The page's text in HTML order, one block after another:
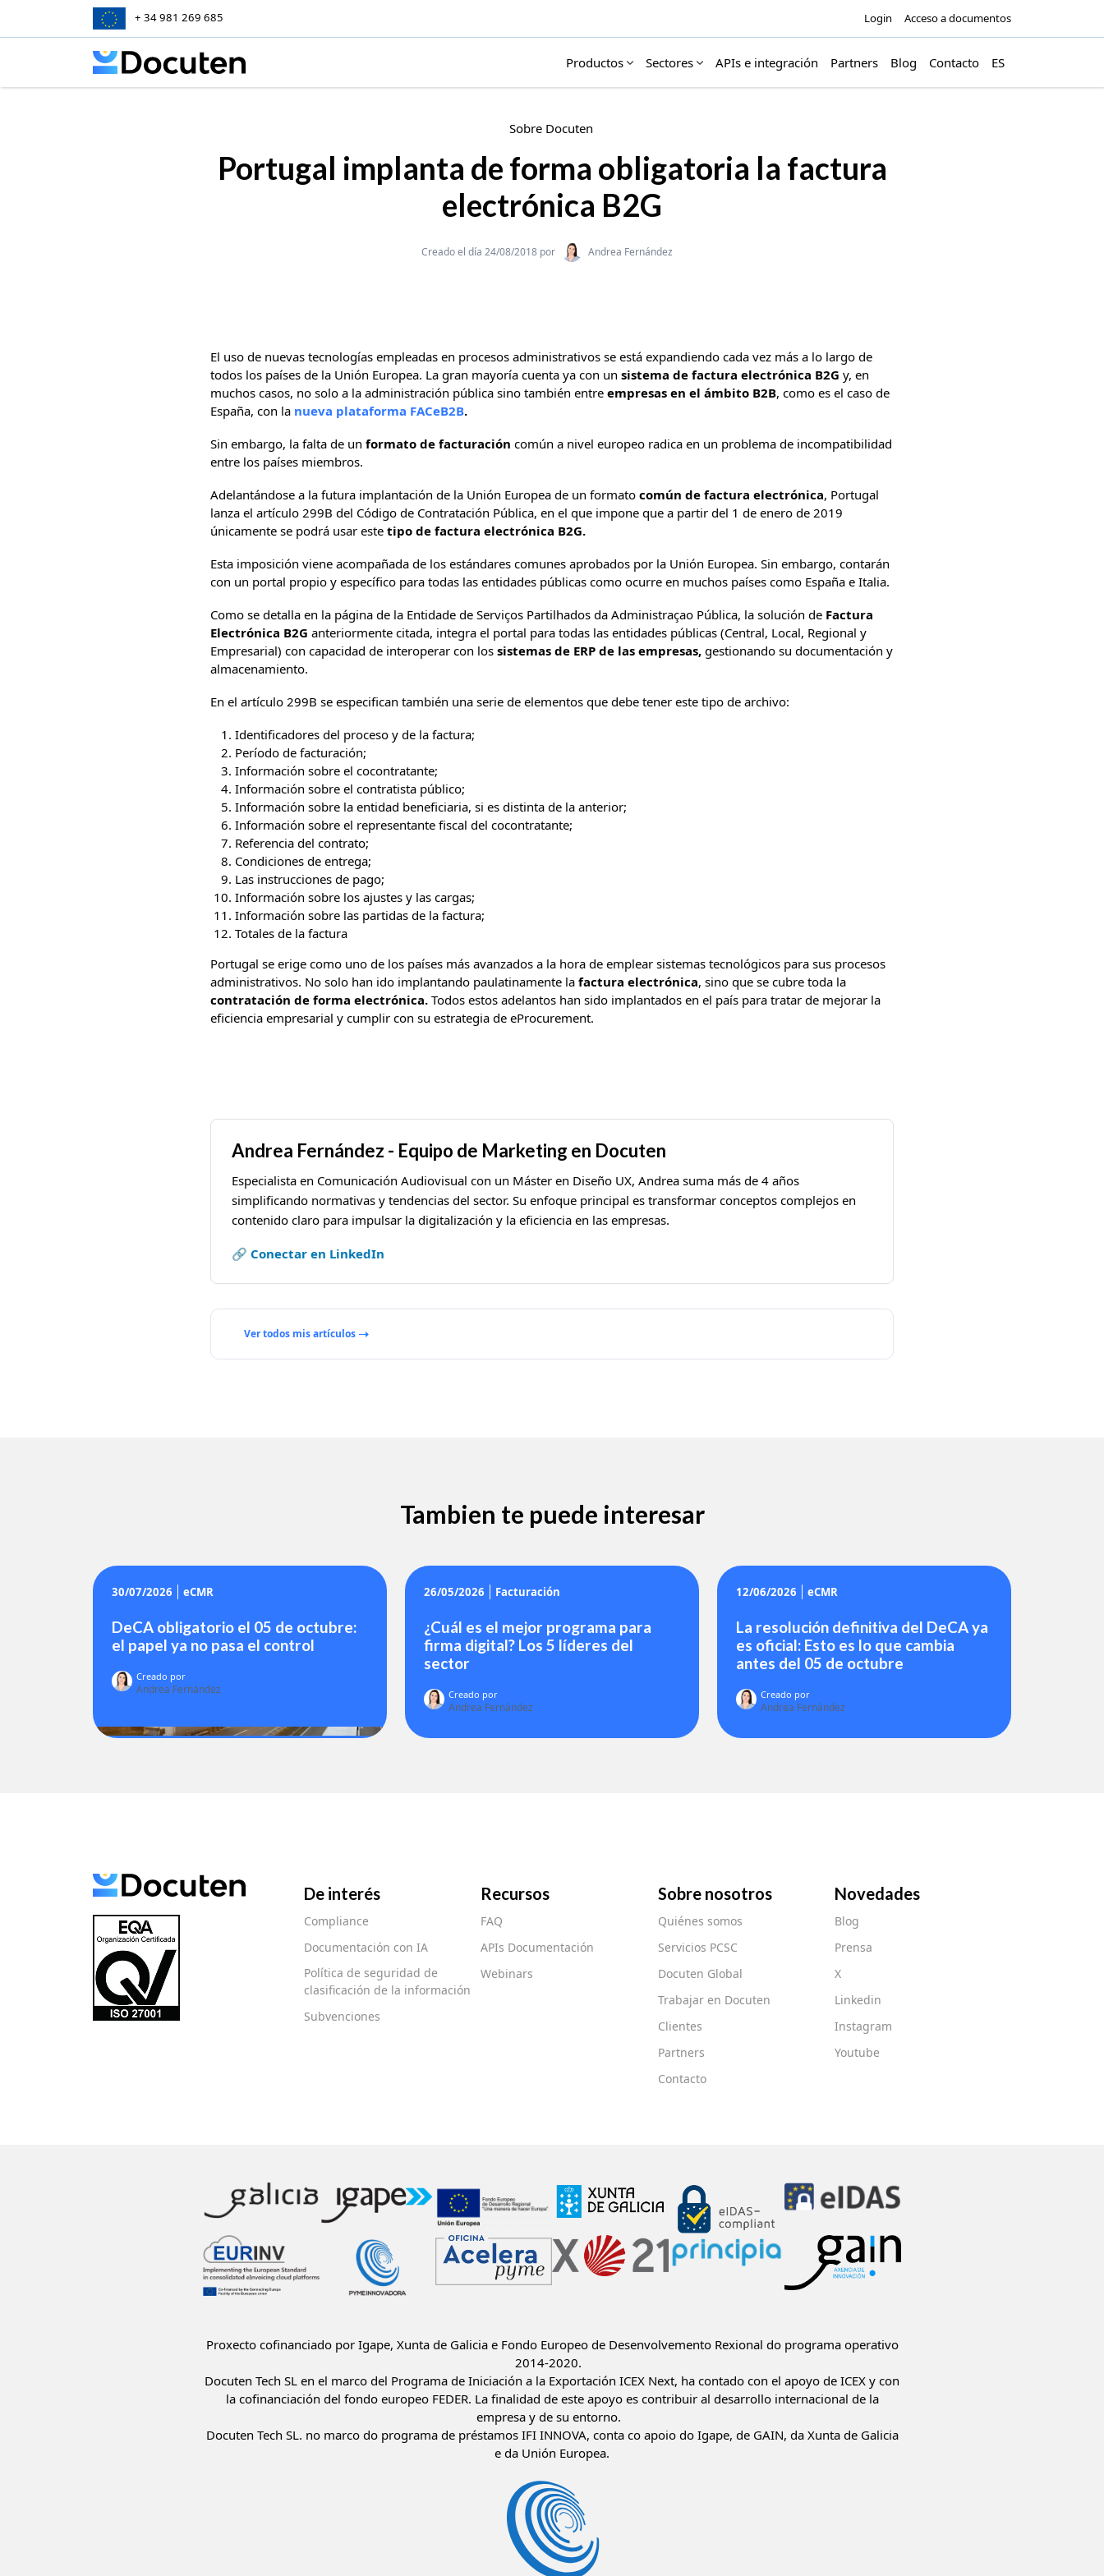
+ 34 981 269 685 Login Acceso a documentos
Skip to content
Productos Sectores APIs e integración Partners Blog Contacto ES
Sobre Docuten
Portugal implanta de forma obligatoria la factura
electrónica B2G
Categories
Creado el día 24/08/2018 por Andrea Fernández
El uso de nuevas tecnologías empleadas en procesos administrativos se está expandiendo cada vez más a lo largo de
todos los países de la Unión Europea. La gran mayoría cuenta ya con un sistema de factura electrónica B2G y, en
muchos casos, no solo a la administración pública sino también entre empresas en el ámbito B2B, como es el caso de
España, con la nueva plataforma FACeB2B.
Sin embargo, la falta de un formato de facturación común a nivel europeo radica en un problema de incompatibilidad
entre los países miembros.
Adelantándose a la futura implantación de la Unión Europea de un formato común de factura electrónica, Portugal
lanza el artículo 299B del Código de Contratación Pública, en el que impone que a partir del 1 de enero de 2019
únicamente se podrá usar este tipo de factura electrónica B2G.
Esta imposición viene acompañada de los estándares comunes aprobados por la Unión Europea. Sin embargo, contarán
con un portal propio y específico para todas las entidades públicas como ocurre en muchos países como España e Italia.
Como se detalla en la página de la Entidade de Serviços Partilhados da Administraçao Pública, la solución de Factura
Electrónica B2G anteriormente citada, integra el portal para todas las entidades públicas (Central, Local, Regional y
Empresarial) con capacidad de interoperar con los sistemas de ERP de las empresas,gestionando su documentación y
almacenamiento.
En el artículo 299B se especifican también una serie de elementos que debe tener este tipo de archivo:
Identificadores del proceso y de la factura;
Período de facturación;
Información sobre el cocontratante;
Información sobre el contratista público;
Información sobre la entidad beneficiaria, si es distinta de la anterior;
Información sobre el representante fiscal del cocontratante;
Referencia del contrato;
Condiciones de entrega;
Las instrucciones de pago;
Información sobre los ajustes y las cargas;
Información sobre las partidas de la factura;
Totales de la factura
Portugal se erige como uno de los países más avanzados a la hora de emplear sistemas tecnológicos para sus procesos
administrativos. No solo han ido implantando paulatinamente la factura electrónica, sino que se cubre toda la
contratación de forma electrónica.Todos estos adelantos han sido implantados en el país para tratar de mejorar la
eficiencia empresarial y cumplir con su estrategia de eProcurement.
Andrea Fernández - Equipo de Marketing en Docuten
Especialista en Comunicación Audiovisual con un Máster en Diseño UX, Andrea suma más de 4 años
simplificando normativas y tendencias del sector. Su enfoque principal es transformar conceptos complejos en
contenido claro para impulsar la digitalización y la eficiencia en las empresas.
🔗 Conectar en LinkedIn
Ver todos mis artículos
Tambien te puede interesar
30/07/2026 eCMR
DeCA obligatorio el 05 de octubre:
el papel ya no pasa el control
Creado por
Andrea Fernández
26/05/2026 Facturación
¿Cuál es el mejor programa para
firma digital? Los 5 líderes del
sector
Creado por
Andrea Fernández
12/06/2026 eCMR
La resolución definitiva del DeCA ya
es oficial: Esto es lo que cambia
antes del 05 de octubre
Creado por
Andrea Fernández
De interés
Compliance
Documentación con IA
Política de seguridad de
clasificación de la información
Subvenciones
Recursos
FAQ
APIs Documentación
Webinars
Sobre nosotros
Quiénes somos
Servicios PCSC
Docuten Global
Trabajar en Docuten
Clientes
Partners
Contacto
Novedades
Blog
Prensa
X
Linkedin
Instagram
Youtube
Proxecto cofinanciado por Igape, Xunta de Galicia e Fondo Europeo de Desenvolvemento Rexional do programa operativo
2014-2020.
Docuten Tech SL en el marco del Programa de Iniciación a la Exportación ICEX Next, ha contado con el apoyo de ICEX y con
la cofinanciación del fondo europeo FEDER. La finalidad de este apoyo es contribuir al desarrollo internacional de la
empresa y de su entorno.
Docuten Tech SL. no marco do programa de préstamos IFI INNOVA, conta co apoio do Igape, de GAIN, da Xunta de Galicia
e da Unión Europea.